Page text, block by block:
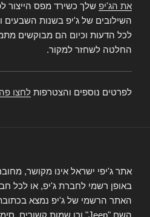
את הג'יפ שלך כשירד מפס הייצור
השילובים של ג'יפ בשנות השבעים
לכל הדעות וכיום הם מבוקשים
החלטה לשחזר למקור.
לפרטים נוספים והצטרפות לחצו פה
אתר ג'יפי ישראל אינו מקושר,
באופן רשמי לחברת ג'יפ, או לכל